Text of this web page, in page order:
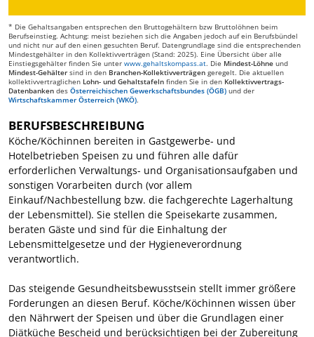
* Die Gehaltsangaben entsprechen den Bruttogehältern bzw Bruttolöhnen beim
Berufseinstieg. Achtung: meist beziehen sich die Angaben jedoch auf ein Berufsbündel
und nicht nur auf den einen gesuchten Beruf. Datengrundlage sind die entsprechenden
Mindestgehälter in den Kollektivverträgen (Stand: 2025). Eine Übersicht über alle
Einstiegsgehälter finden Sie unter www.gehaltskompass.at. Die Mindest-Löhne und
Mindest-Gehälter sind in den Branchen-Kollektivverträgen geregelt. Die aktuellen
kollektivvertraglichen Lohn- und Gehaltstafeln finden Sie in den Kollektivvertrags-
Datenbanken des Österreichischen Gewerkschaftsbundes (ÖGB) und der
Wirtschaftskammer Österreich (WKÖ).
BERUFSBESCHREIBUNG
Köche/Köchinnen bereiten in Gastgewerbe- und
Hotelbetrieben Speisen zu und führen alle dafür
erforderlichen Verwaltungs- und Organisationsaufgaben und
sonstigen Vorarbeiten durch (vor allem
Einkauf/Nachbestellung bzw. die fachgerechte Lagerhaltung
der Lebensmittel). Sie stellen die Speisekarte zusammen,
beraten Gäste und sind für die Einhaltung der
Lebensmittelgesetze und der Hygieneverordnung
verantwortlich.
Das steigende Gesundheitsbewusstsein stellt immer größere
Forderungen an diesen Beruf. Köche/Köchinnen wissen über
den Nährwert der Speisen und über die Grundlagen einer
Diätküche Bescheid und berücksichtigen bei der Zubereitung